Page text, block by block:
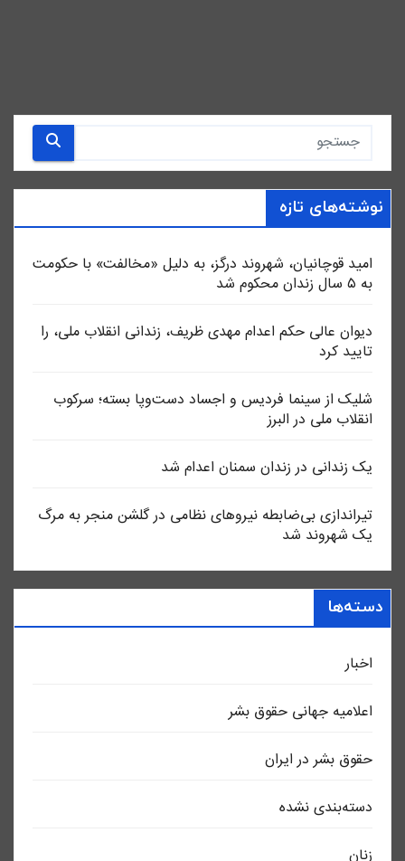
نوشته‌های تازه
امید قوچانیان، شهروند درگز، به دلیل «مخالفت» با حکومت
به ۵ سال زندان محکوم شد
دیوان عالی حکم اعدام مهدی ظریف، زندانی انقلاب ملی، را
تایید کرد
شلیک از سینما فردیس و اجساد دست‌وپا بسته؛ سرکوب
انقلاب ملی در البرز
یک زندانی در زندان سمنان اعدام شد
تیراندازی بی‌ضابطه نیروهای نظامی در گلشن منجر به مرگ
یک شهروند شد
دسته‌ها
اخبار
اعلاميه جهانی حقوق بشر
حقوق بشر در ایران
دسته‌بندی نشده
زنان